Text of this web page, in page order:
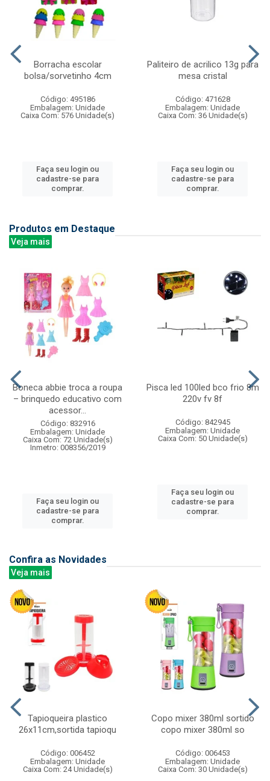
Borracha escolar
bolsa/sorvetinho 4cm
Código: 495186
Embalagem: Unidade
Caixa Com: 576 Unidade(s)
Faça seu login ou
cadastre-se para
comprar.
Paliteiro de acrilico 13g para
mesa cristal
Código: 471628
Embalagem: Unidade
Caixa Com: 36 Unidade(s)
Faça seu login ou
cadastre-se para
comprar.
Produtos em Destaque
Veja mais
Boneca abbie troca a roupa
– brinquedo educativo com
acessor...
Código: 832916
Embalagem: Unidade
Caixa Com: 72 Unidade(s)
Inmetro: 008356/2019
Faça seu login ou
cadastre-se para
comprar.
Pisca led 100led bco frio 8m
220v fv 8f
Código: 842945
Embalagem: Unidade
Caixa Com: 50 Unidade(s)
Faça seu login ou
cadastre-se para
comprar.
Confira as Novidades
Veja mais
Tapioqueira plastico
26x11cm,sortida tapioqu
Código: 006452
Embalagem: Unidade
Caixa Com: 24 Unidade(s)
Copo mixer 380ml sortido
copo mixer 380ml so
Código: 006453
Embalagem: Unidade
Caixa Com: 30 Unidade(s)